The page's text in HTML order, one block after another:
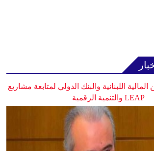
اللبنانية والبنك الدولي لمتابعة مشاريع
LEAP والتنمية الرقمية